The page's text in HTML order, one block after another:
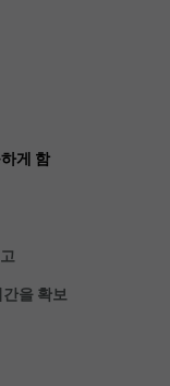
게 함
을 확보